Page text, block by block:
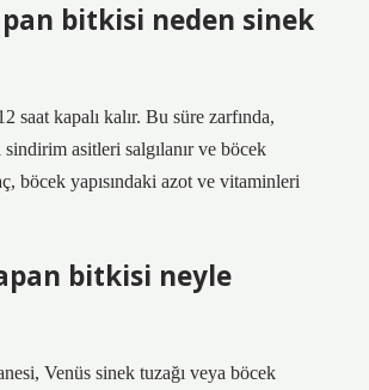
bitkisi neden sinek
saat kapalı kalır. Bu süre zarfında,
sindirim asitleri salgılanır ve böcek
böcek yapısındaki azot ve vitaminleri
bitkisi neyle
Venüs sinek tuzağı veya böcek